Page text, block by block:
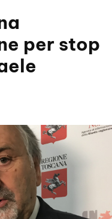
per stop